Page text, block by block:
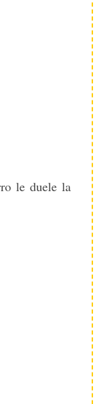
le duele la